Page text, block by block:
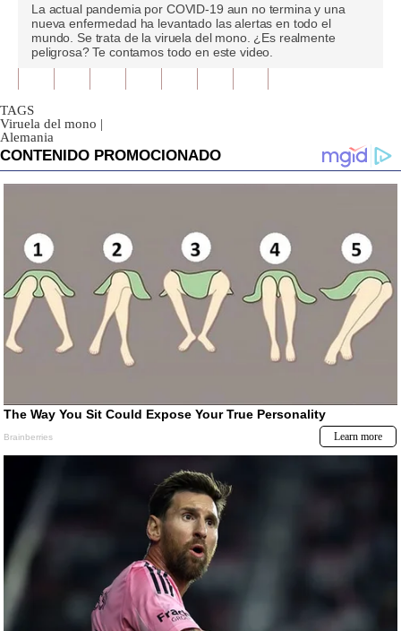
seconds
seconds
La actual pandemia por COVID-19 aun no termina y una
nueva enfermedad ha levantado las alertas en todo el
mundo. Se trata de la viruela del mono. ¿Es realmente
peligrosa? Te contamos todo en este video.
TAGS
Viruela del mono |
Alemania